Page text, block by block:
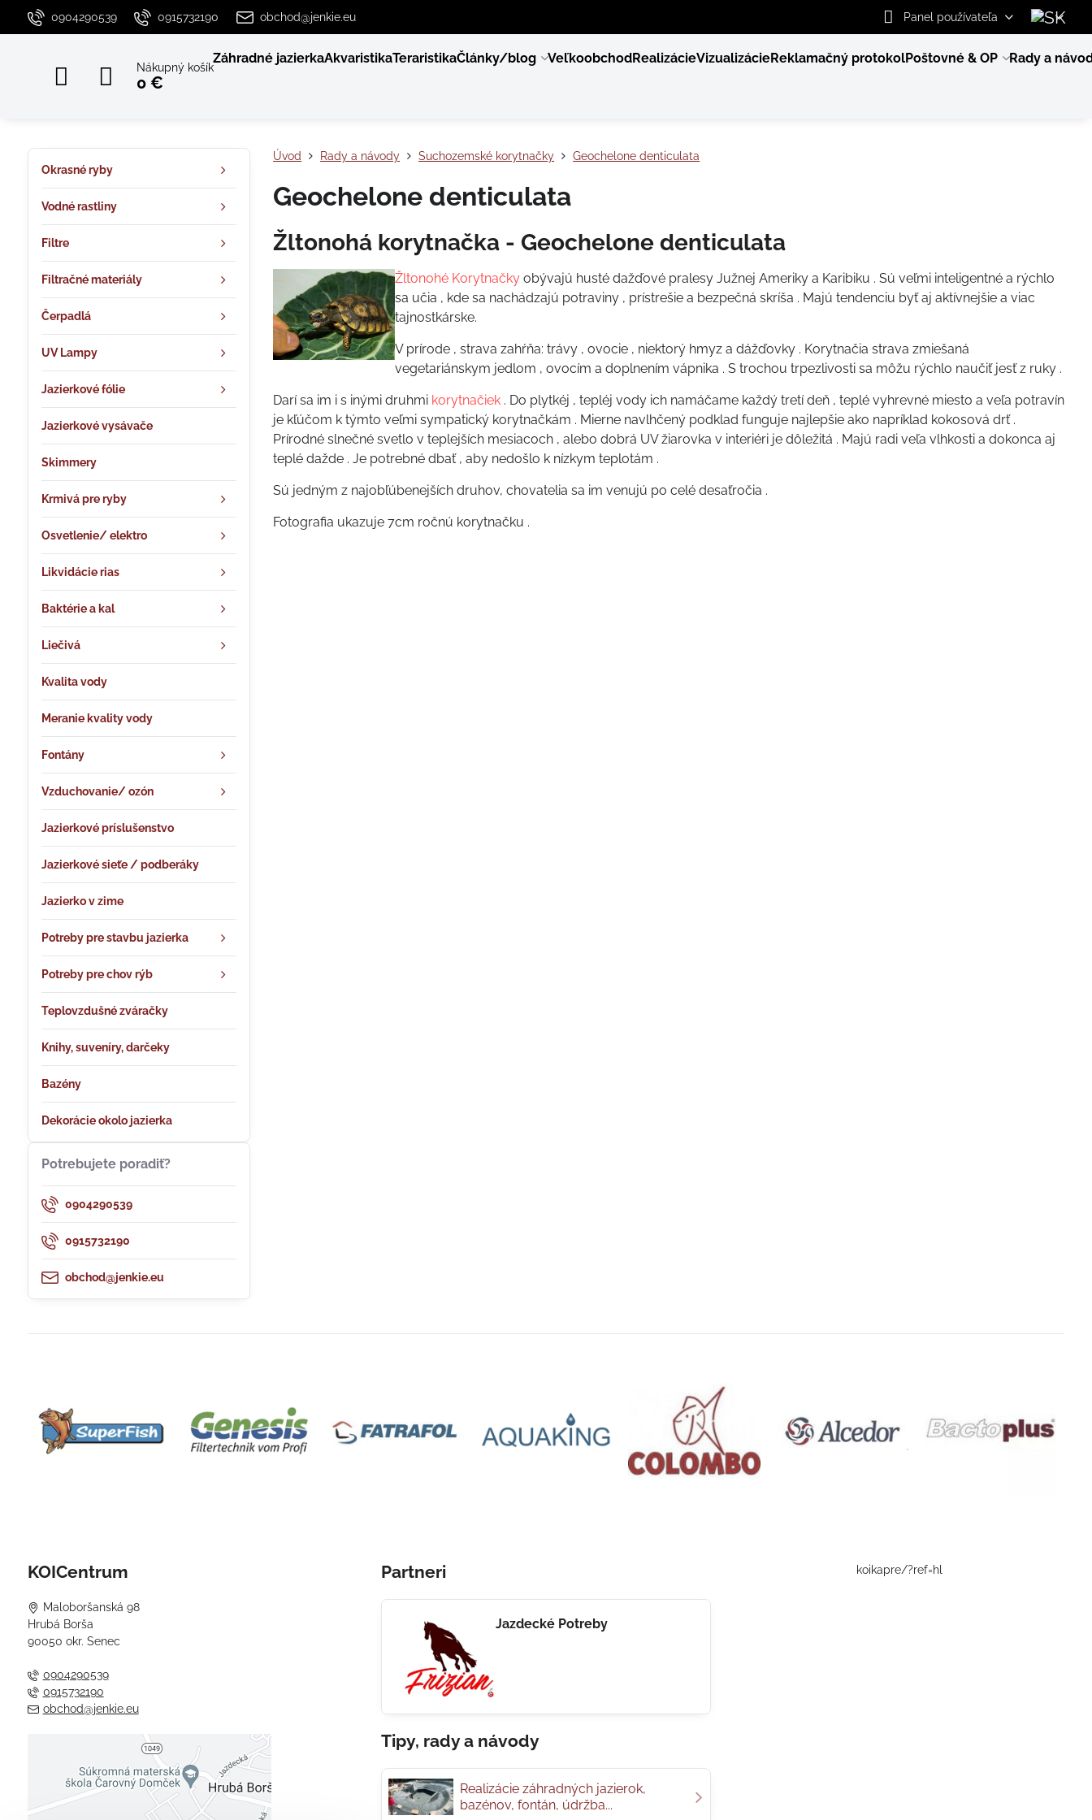
0904290539 0915732190 obchod@jenkie.eu Panel používateľa
Nákupný košík
0 €
Záhradné jazierkaAkvaristikaTeraristikaČlánky/blog VeľkoobchodRealizácieVizualizácieReklamačný protokolPoštovné & OP Rady a
Úvod Rady a návody Suchozemské korytnačky Geochelone denticulata
Geochelone denticulata
Žltonohá korytnačka - Geochelone denticulata
Žltonohé Korytnačky obývajú husté dažďové pralesy Južnej Ameriky a Karibiku . Sú veľmi inteligentné a rýchlo
sa učia , kde sa nachádzajú potraviny , prístrešie a bezpečná skríša . Majú tendenciu byť aj aktívnejšie a viac
tajnostkárske.
V prírode , strava zahŕňa: trávy , ovocie , niektorý hmyz a dážďovky . Korytnačia strava zmiešaná
vegetariánskym jedlom , ovocím a doplnením vápnika . S trochou trpezlivosti sa môžu rýchlo naučiť jesť z ruky .
Darí sa im i s inými druhmi korytnačiek . Do plytkéj , tepléj vody ich namáčame každý tretí deň , teplé vyhrevné miesto a veľa potravín
je kľúčom k týmto veľmi sympatický korytnačkám . Mierne navlhčený podklad funguje najlepšie ako napríklad kokosová drť .
Prírodné slnečné svetlo v teplejších mesiacoch , alebo dobrá UV žiarovka v interiéri je dôležitá . Majú radi veľa vlhkosti a dokonca aj
teplé dažde . Je potrebné dbať , aby nedošlo k nízkym teplotám .
Sú jedným z najobľúbenejších druhov, chovatelia sa im venujú po celé desaťročia .
Fotografia ukazuje 7cm ročnú korytnačku .
Okrasné ryby
Vodné rastliny
Filtre
Filtračné materiály
Čerpadlá
UV Lampy
Jazierkové fólie
Jazierkové vysávače
Skimmery
Krmivá pre ryby
Osvetlenie/ elektro
Likvidácie rias
Baktérie a kal
Liečivá
Kvalita vody
Meranie kvality vody
Fontány
Vzduchovanie/ ozón
Jazierkové príslušenstvo
Jazierkové sieťe / podberáky
Jazierko v zime
Potreby pre stavbu jazierka
Potreby pre chov rýb
Teplovzdušné zváračky
Knihy, suveníry, darčeky
Bazény
Dekorácie okolo jazierka
Potrebujete poradiť?
0904290539
0915732190
obchod@jenkie.eu
KOICentrum
Maloboršanská 98
Hrubá Borša
90050 okr. Senec
0904290539
0915732190
obchod@jenkie.eu
Externý obsah je blokovaný
Voľbami súkromia
Partneri
Jazdecké Potreby
Tipy, rady a návody
Realizácie záhradných jazierok,
bazénov, fontán, údržba...
koikapre/?ref=hl